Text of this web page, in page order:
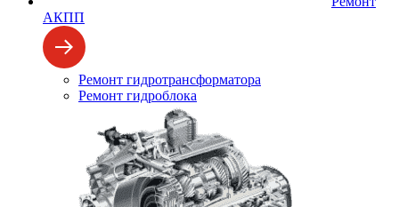
АКПП
Ремонт гидротрансформатора
Ремонт гидроблока